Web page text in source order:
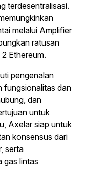
terdesentralisasi.
melalui Amplifier
ratusan
Ethereum.
pengenalan
fungsionalitas dan
dan
untuk
Axelar siap untuk
konsensus dari
serta
gas lintas